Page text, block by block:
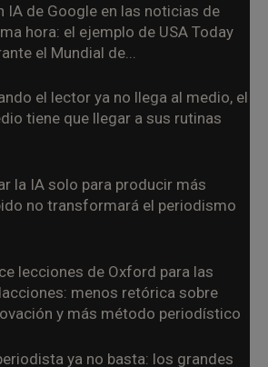
IA de Google en las noticias de
hora: el ejemplo de USA Today
el Mundial de...
el lector ya no llega al medio, el
tiene que llegar a sus rutinas
la IA solo para producir más
no transformará el periodismo
lecciones de Oxford para las
menos retórica sobre
y más método periodístico
ya no basta: los grandes